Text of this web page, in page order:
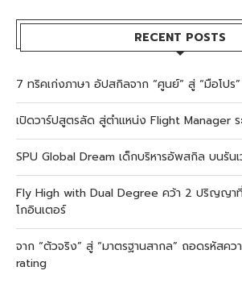
RECENT POSTS
7 ทริคเก่งภาษา อัปสกิลจาก “ศูนย์” สู่ “มือโปร
เปิดวาร์ปสูตรลัด สู่ตำแหน่ง Flight Manager
SPU Global Dream เด็กบริหารอัพสกิล บนรัน
Fly High with Dual Degree คว้า 2 ปริญญาที่
โกอินเตอร์
จาก “ตัวจริง” สู่ “มาตรฐานสากล” ถอดรหัสคว
rating